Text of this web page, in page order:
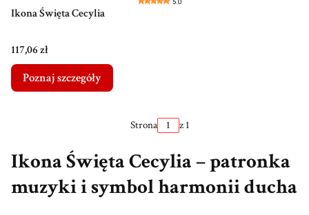
5.0
Ikona Święta Cecylia
Cena
117,06 zł
Poznaj szczegóły
Strona z 1
Ikona Święta Cecylia – patronka
muzyki i symbol harmonii ducha